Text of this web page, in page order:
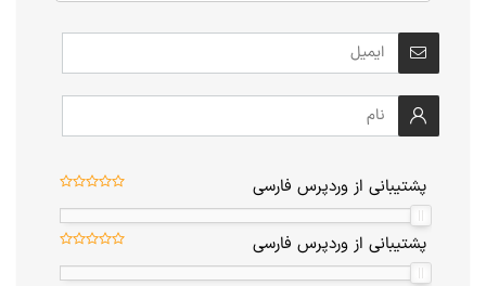
پشتیبانی از وردپرس فارسی
پشتیبانی از وردپرس فارسی